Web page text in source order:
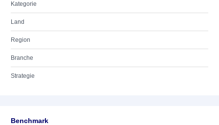
Kategorie
Land
Region
Branche
Strategie
Benchmark